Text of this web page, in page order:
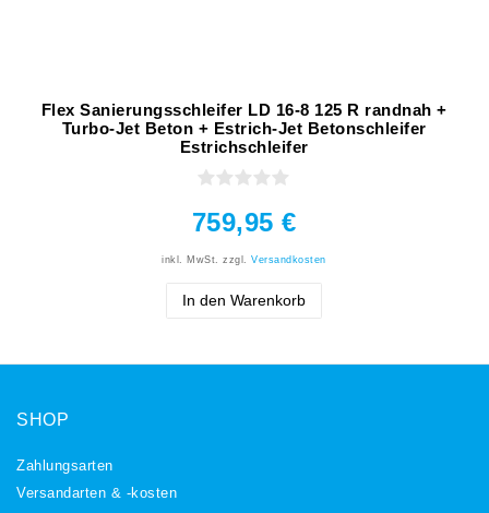
Flex Sanierungsschleifer LD 16-8 125 R randnah +
Turbo-Jet Beton + Estrich-Jet Betonschleifer
Estrichschleifer
759,95 €
inkl. MwSt. zzgl.Versandkosten
In den Warenkorb
SHOP
Zahlungsarten
Versandarten & -kosten